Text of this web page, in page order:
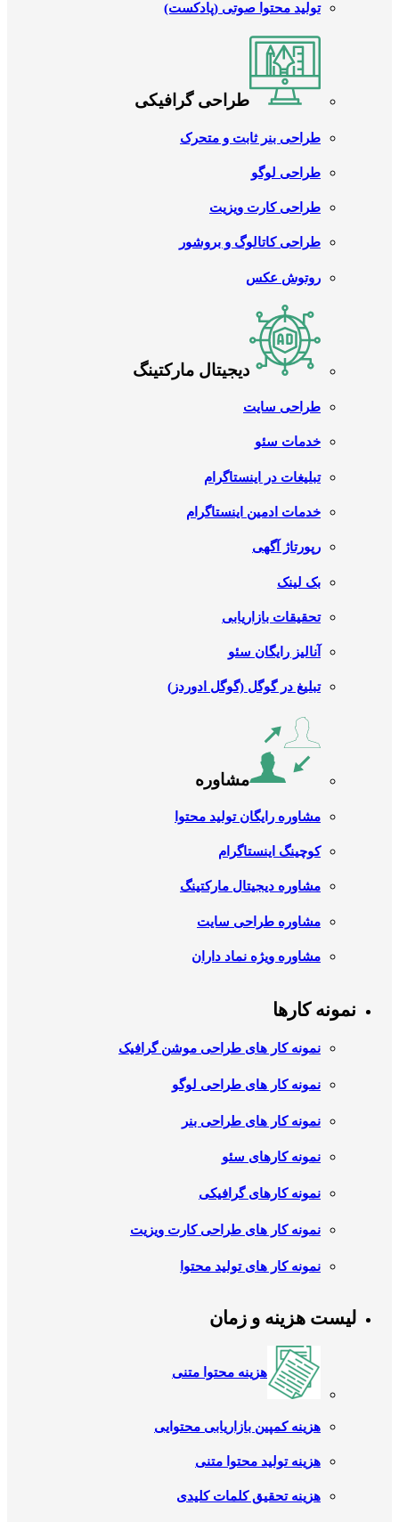
تولید محتوا صوتی (پادکست)
طراحی گرافیکی
طراحی بنر ثابت و متحرک
طراحی لوگو
طراحی کارت ویزیت
طراحی کاتالوگ و بروشور
روتوش عکس
دیجیتال مارکتینگ
طراحی سایت
خدمات سئو
تبلیغات در اینستاگرام
خدمات ادمین اینستاگرام
رپورتاژ آگهی
بک لینک
تحقیقات بازاریابی
آنالیز رایگان سئو
تبلیغ در گوگل (گوگل ادوردز)
مشاوره
مشاوره رایگان تولید محتوا
کوچینگ اینستاگرام
مشاوره دیجیتال مارکتینگ
مشاوره طراحی سایت
مشاوره ویژه نماد داران
نمونه کارها
نمونه کار های طراحی موشن گرافیک
نمونه کار های طراحی لوگو
نمونه کار های طراحی بنر
نمونه کارهای سئو
نمونه کارهای گرافیکی
نمونه کار های طراحی کارت ویزیت
نمونه کار های تولید محتوا
لیست هزینه و زمان
هزینه محتوا متنی
هزینه کمپین بازاریابی محتوایی
هزینه تولید محتوا متنی
هزینه تحقیق کلمات کلیدی